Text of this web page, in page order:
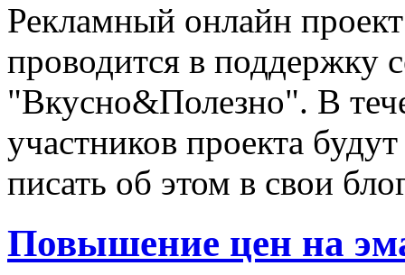
Рекламный онлайн
проводится в поддержку
"Вкусно&Полезно". В
участников проекта
писать об этом в свои
Повышение цен на